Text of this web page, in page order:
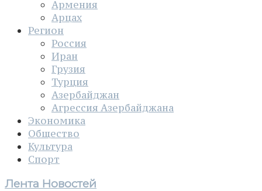
Армения
Арцах
Регион
Россия
Иран
Грузия
Турция
Азербайджан
Агрессия Азербайджана
Экономика
Общество
Культура
Спорт
Лента Новостей